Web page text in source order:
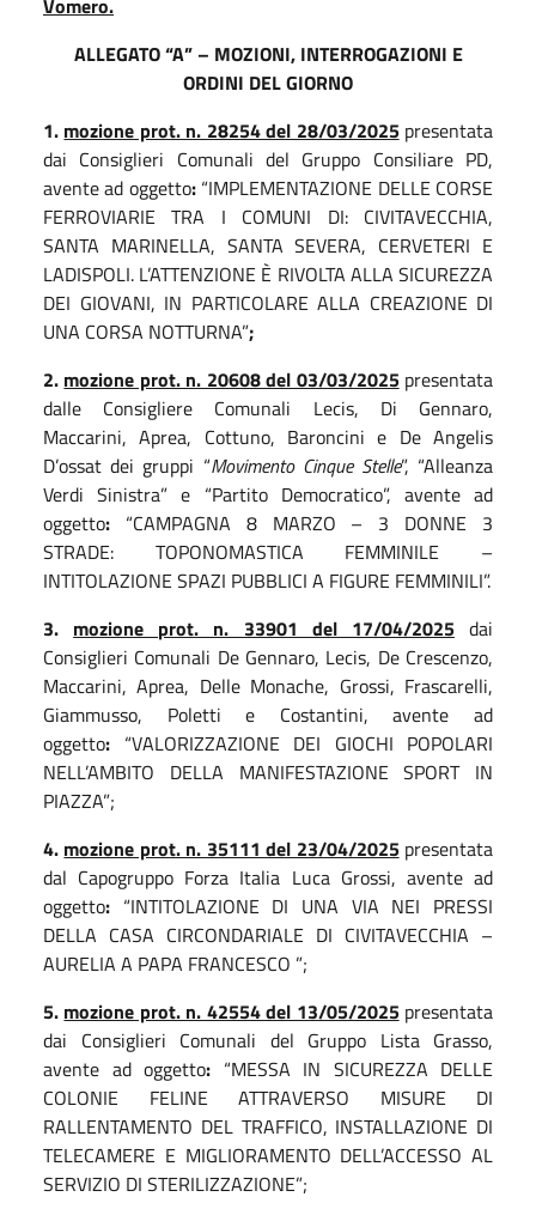
ALLEGATO “A” – MOZIONI, INTERROGAZIONI E
ORDINI DEL GIORNO
1. mozione prot. n. 28254 del 28/03/2025 presentata
dai Consiglieri Comunali del Gruppo Consiliare PD,
avente ad oggetto: “IMPLEMENTAZIONE DELLE CORSE
FERROVIARIE TRA I COMUNI DI: CIVITAVECCHIA,
SANTA MARINELLA, SANTA SEVERA, CERVETERI E
LADISPOLI. L’ATTENZIONE È RIVOLTA ALLA SICUREZZA
DEI GIOVANI, IN PARTICOLARE ALLA CREAZIONE DI
UNA CORSA NOTTURNA”;
2. mozione prot. n. 20608 del 03/03/2025 presentata
dalle Consigliere Comunali Lecis, Di Gennaro,
Maccarini, Aprea, Cottuno, Baroncini e De Angelis
D’ossat dei gruppi “Movimento Cinque Stelle”, “Alleanza
Verdi Sinistra” e “Partito Democratico”, avente ad
oggetto: “CAMPAGNA 8 MARZO – 3 DONNE 3
STRADE: TOPONOMASTICA FEMMINILE –
INTITOLAZIONE SPAZI PUBBLICI A FIGURE FEMMINILI”.
3. mozione prot. n. 33901 del 17/04/2025 dai
Consiglieri Comunali De Gennaro, Lecis, De Crescenzo,
Maccarini, Aprea, Delle Monache, Grossi, Frascarelli,
Giammusso, Poletti e Costantini, avente ad
oggetto: “VALORIZZAZIONE DEI GIOCHI POPOLARI
NELL’AMBITO DELLA MANIFESTAZIONE SPORT IN
PIAZZA”;
4. mozione prot. n. 35111 del 23/04/2025 presentata
dal Capogruppo Forza Italia Luca Grossi, avente ad
oggetto: “INTITOLAZIONE DI UNA VIA NEI PRESSI
DELLA CASA CIRCONDARIALE DI CIVITAVECCHIA –
AURELIA A PAPA FRANCESCO ”;
5. mozione prot. n. 42554 del 13/05/2025 presentata
dai Consiglieri Comunali del Gruppo Lista Grasso,
avente ad oggetto: “MESSA IN SICUREZZA DELLE
COLONIE FELINE ATTRAVERSO MISURE DI
RALLENTAMENTO DEL TRAFFICO, INSTALLAZIONE DI
TELECAMERE E MIGLIORAMENTO DELL’ACCESSO AL
SERVIZIO DI STERILIZZAZIONE”;